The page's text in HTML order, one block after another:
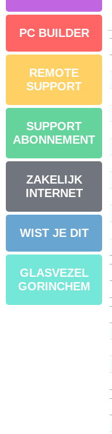
PC BUILDER
REMOTE
SUPPORT
SUPPORT
ABONNEMENT
ZAKELIJK
INTERNET
WIST JE DIT
GLASVEZEL
GORINCHEM